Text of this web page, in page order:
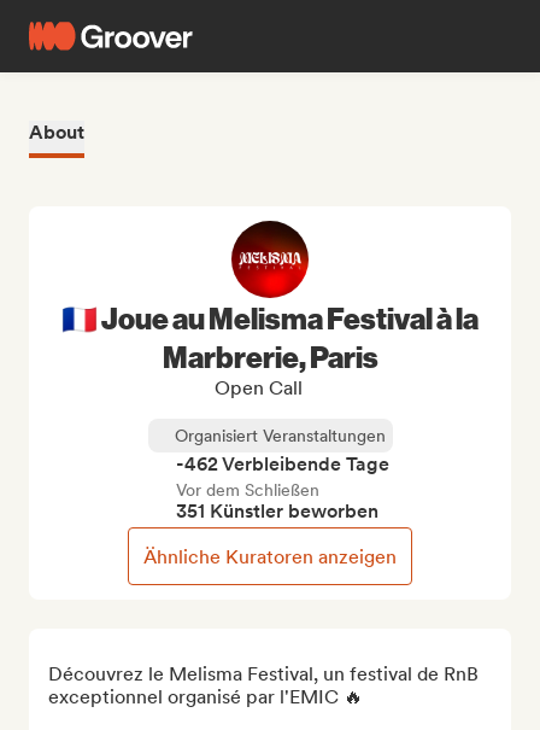
About
Découvrez le Melisma Festival, un festival de RnB
exceptionnel organisé par l'EMIC 🔥
🇫🇷 Joue au Melisma Festival à la
Marbrerie, Paris
Open Call
Organisiert Veranstaltungen
-462 Verbleibende Tage
Vor dem Schließen
351 Künstler beworben
Ähnliche Kuratoren anzeigen